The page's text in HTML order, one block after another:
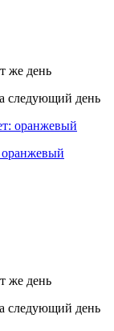
же день
следующий день
оранжевый
же день
следующий день